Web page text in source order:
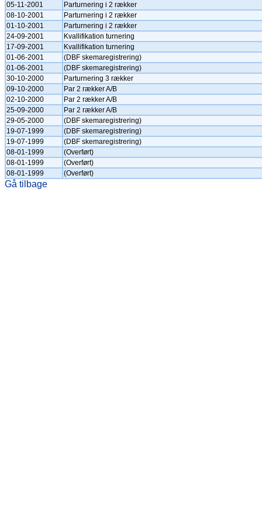
05-11-2001
Parturnering i 2 rækker
08-10-2001
Parturnering i 2 rækker
01-10-2001
Parturnering i 2 rækker
24-09-2001
Kvallifikation turnering
17-09-2001
Kvallifikation turnering
01-06-2001
(DBF skemaregistrering)
01-06-2001
(DBF skemaregistrering)
30-10-2000
Parturnering 3 rækker
09-10-2000
Par 2 rækker A/B
02-10-2000
Par 2 rækker A/B
25-09-2000
Par 2 rækker A/B
29-05-2000
(DBF skemaregistrering)
19-07-1999
(DBF skemaregistrering)
19-07-1999
(DBF skemaregistrering)
08-01-1999
(Overført)
08-01-1999
(Overført)
08-01-1999
(Overført)
Gå tilbage